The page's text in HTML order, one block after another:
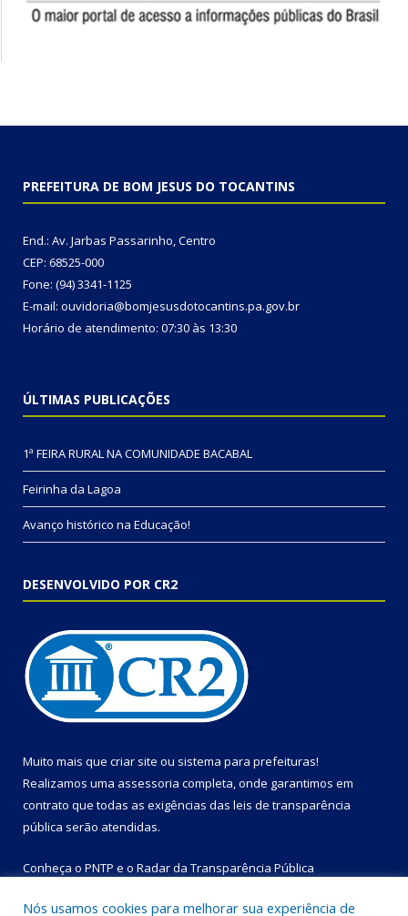
PREFEITURA DE BOM JESUS DO TOCANTINS
End.: Av. Jarbas Passarinho, Centro
CEP: 68525-000
Fone: (94) 3341-1125
E-mail: ouvidoria@bomjesusdotocantins.pa.gov.br
Horário de atendimento: 07:30 às 13:30
ÚLTIMAS PUBLICAÇÕES
1ª FEIRA RURAL NA COMUNIDADE BACABAL
Feirinha da Lagoa
Avanço histórico na Educação!
DESENVOLVIDO POR CR2
Muito mais que criar site ou sistema para prefeituras!
Realizamos uma assessoria completa, onde garantimos em
contrato que todas as exigências das leis de transparência
pública serão atendidas.
Conheça o PNTP e o Radar da Transparência Pública
Nós usamos cookies para melhorar sua experiência de